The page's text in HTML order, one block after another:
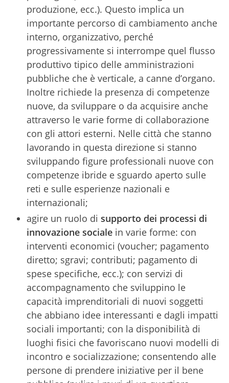
produzione, ecc.). Questo implica un
importante percorso di cambiamento anche
interno, organizzativo, perché
progressivamente si interrompe quel flusso
produttivo tipico delle amministrazioni
pubbliche che è verticale, a canne d’organo.
Inoltre richiede la presenza di competenze
nuove, da sviluppare o da acquisire anche
attraverso le varie forme di collaborazione
con gli attori esterni. Nelle città che stanno
lavorando in questa direzione si stanno
sviluppando figure professionali nuove con
competenze ibride e sguardo aperto sulle
reti e sulle esperienze nazionali e
internazionali;
agire un ruolo di supporto dei processi di
innovazione sociale in varie forme: con
interventi economici (voucher; pagamento
diretto; sgravi; contributi; pagamento di
spese specifiche, ecc.); con servizi di
accompagnamento che sviluppino le
capacità imprenditoriali di nuovi soggetti
che abbiano idee interessanti e dagli impatti
sociali importanti; con la disponibilità di
luoghi fisici che favoriscano nuovi modelli di
incontro e socializzazione; consentendo alle
persone di prendere iniziative per il bene